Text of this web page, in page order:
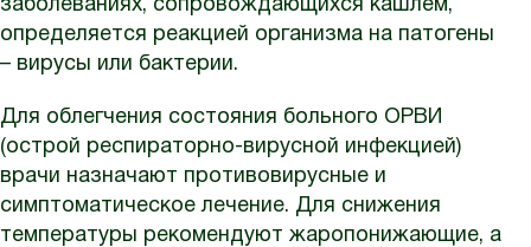
заболеваниях, сопровождающихся кашлем,
определяется реакцией организма на патогены
– вирусы или бактерии.
Для облегчения состояния больного ОРВИ
(острой респираторно-вирусной инфекцией)
врачи назначают противовирусные и
симптоматическое лечение. Для снижения
температуры рекомендуют жаропонижающие, а